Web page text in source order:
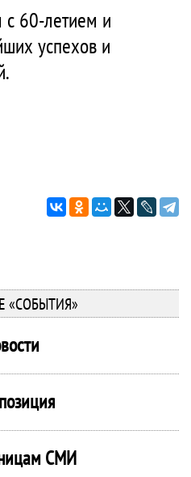
с 60-летием и
успехов и
«СОБЫТИЯ»
СМИ